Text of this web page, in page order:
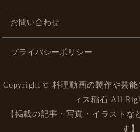
お問い合わせ
プライバシーポリシー
Copyright © 料理動画の製作や芸
ィス稲石 All
【掲載の記事・写真・イラストな
す】